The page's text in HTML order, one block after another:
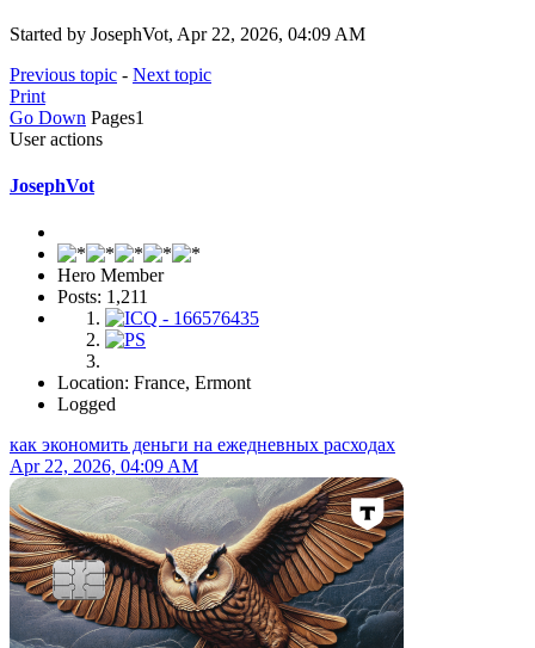
Started by JosephVot, Apr 22, 2026, 04:09 AM
Previous topic - Next topic
Print
Go Down Pages1
User actions
JosephVot
Hero Member
Posts: 1,211
Location: France, Ermont
Logged
как экономить деньги на ежедневных расходах
Apr 22, 2026, 04:09 AM